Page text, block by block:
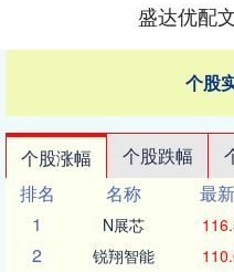
盛达优配
个股
个股涨幅 个股跌幅
排名
名称 最
1
N展芯
2 锐翔智能